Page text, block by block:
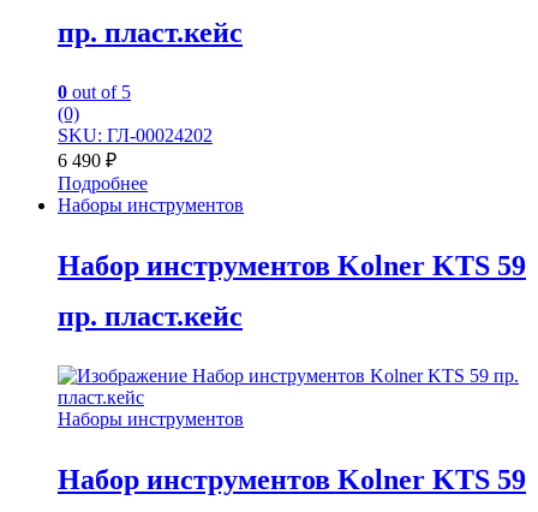
пр. пласт.кейс
0 out of 5
(0)
SKU: ГЛ-00024202
6 490 ₽
Подробнее
Наборы инструментов
Набор инструментов Kolner KTS 59
пр. пласт.кейс
Наборы инструментов
Набор инструментов Kolner KTS 59